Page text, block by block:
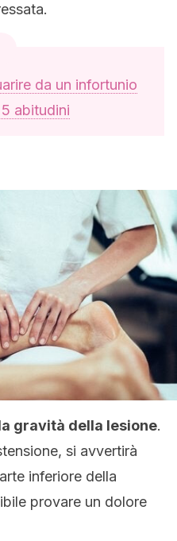
da un infortunio
abitudini
gravità della lesione.
si avvertirà
inferiore della
provare un dolore